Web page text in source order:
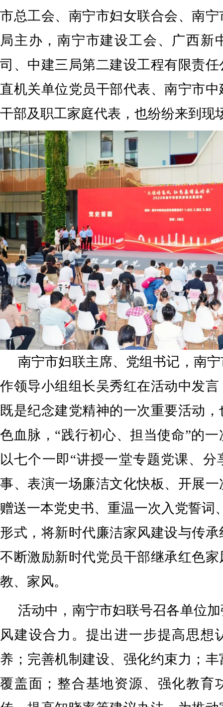
市总工会、南宁市妇女联合会、南
局主办，南宁市建设工会、广西新
司、中建三局第二建设工程有限责
直机关单位党员干部代表、南宁市
干部及职工家庭代表，也纷纷来到现
南宁市妇联主席、党组书记，南
作领导小组组长吴秀红在活动中发
既是纪念建党精神的一次重要活动
色血脉，“践行初心、担当使命”的
以七个一即“讲授一堂专题党课、分
事、表演一场廉洁文化快板、开展
赠送一本党史书、重温一次入党誓词
形式，将新时代廉洁家风建设与传
不断激励新时代党员干部继承红色
教、家风。
活动中，南宁市妇联号召各单位
风建设合力。提出进一步提高思想
养；完善机制建设、强化约束力；
覆盖面；整合基地资源、强化教育